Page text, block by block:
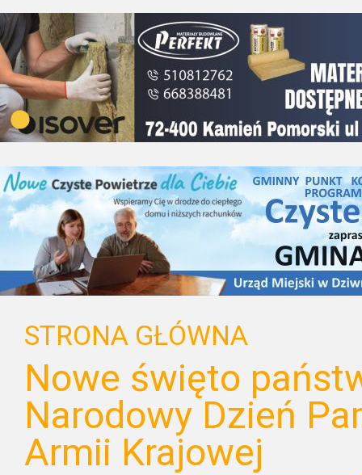
STRONA GŁÓWNA
Nowe święto
Narodowy Dzień
Armii Krajowej